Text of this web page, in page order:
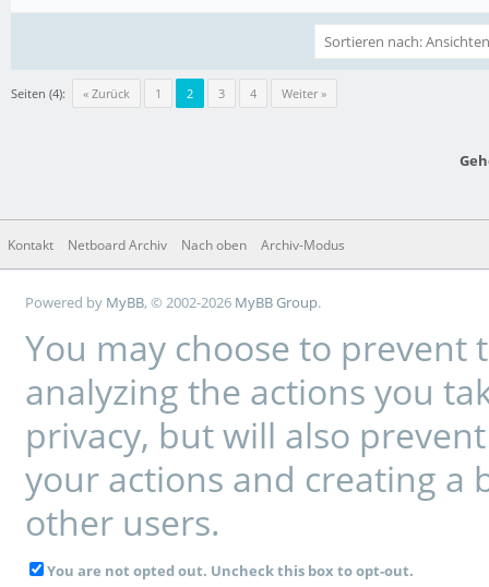
Seiten (4): « Zurück 1 2 3 4 Weiter »
Kontakt Netboard Archiv Nach oben Archiv-Modus
Powered by MyBB, © 2002-2026 MyBB Group.
You may choose to
analyzing the actions you
privacy, but will also
your actions and creating a
other users.
You are not opted out. Uncheck this box to opt-out.